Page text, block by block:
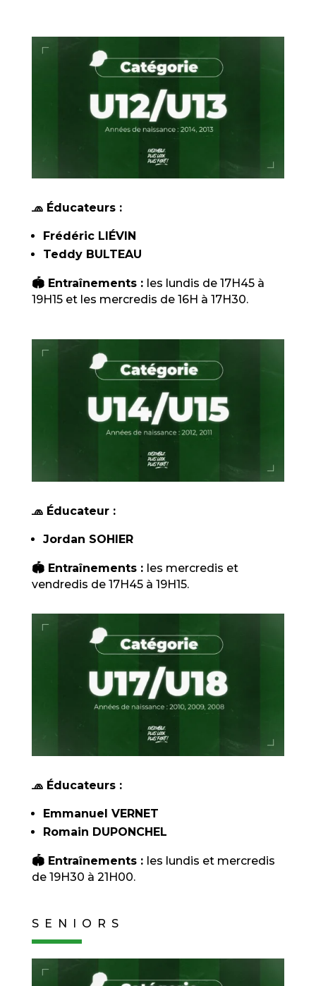
🧢 Éducateurs :
Frédéric LIÉVIN
Teddy BULTEAU
🏟️ Entraînements : les lundis de 17H45 à
19H15 et les mercredis de 16H à 17H30.
🧢 Éducateur :
Jordan SOHIER
🏟️ Entraînements : les mercredis et
vendredis de 17H45 à 19H15.
🧢 Éducateurs :
Emmanuel VERNET
Romain DUPONCHEL
🏟️ Entraînements : les lundis et mercredis
de 19H30 à 21H00.
SENIORS